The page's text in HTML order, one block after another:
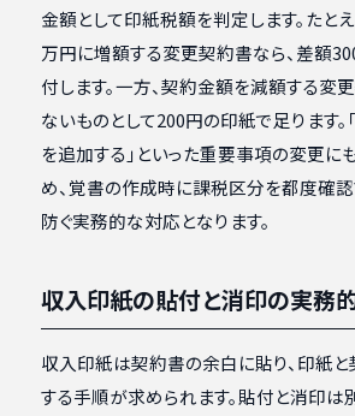
金額として印紙税額を判定します。た
万円に増額する変更契約書なら、差額
付します。一方、契約金額を減額する変
ないものとして200円の印紙で足ります
を追加する」といった重要事項の変更に
め、覚書の作成時に課税区分を都度確
防ぐ実務的な対応となります。
収入印紙の貼付と消印の実務
収入印紙は契約書の余白に貼り、印紙
する手順が求められます。貼付と消印は